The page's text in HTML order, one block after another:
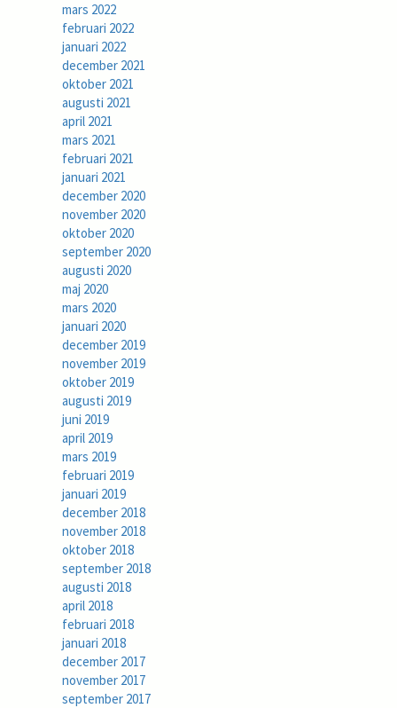
mars 2022
februari 2022
januari 2022
december 2021
oktober 2021
augusti 2021
april 2021
mars 2021
februari 2021
januari 2021
december 2020
november 2020
oktober 2020
september 2020
augusti 2020
maj 2020
mars 2020
januari 2020
december 2019
november 2019
oktober 2019
augusti 2019
juni 2019
april 2019
mars 2019
februari 2019
januari 2019
december 2018
november 2018
oktober 2018
september 2018
augusti 2018
april 2018
februari 2018
januari 2018
december 2017
november 2017
september 2017